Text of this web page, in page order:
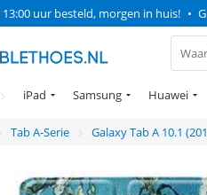
uur besteld, morgen in huis! •
iPad Samsung Huawei
Tab A-Serie Galaxy Tab A 10.1